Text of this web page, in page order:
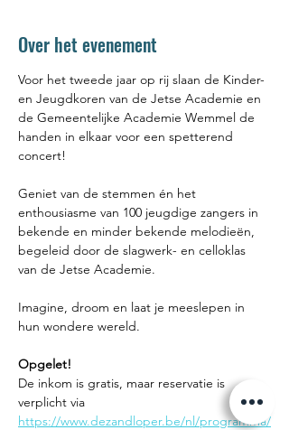
Over het evenement
Voor het tweede jaar op rij slaan de Kinder-
en Jeugdkoren van de Jetse Academie en
de Gemeentelijke Academie Wemmel de
handen in elkaar voor een spetterend
concert!
Geniet van de stemmen én het
enthousiasme van 100 jeugdige zangers in
bekende en minder bekende melodieën,
begeleid door de slagwerk- en celloklas
van de Jetse Academie.
Imagine, droom en laat je meeslepen in
hun wondere wereld.
Opgelet!
De inkom is gratis, maar reservatie is
verplicht via
https://www.dezandloper.be/nl/programma/